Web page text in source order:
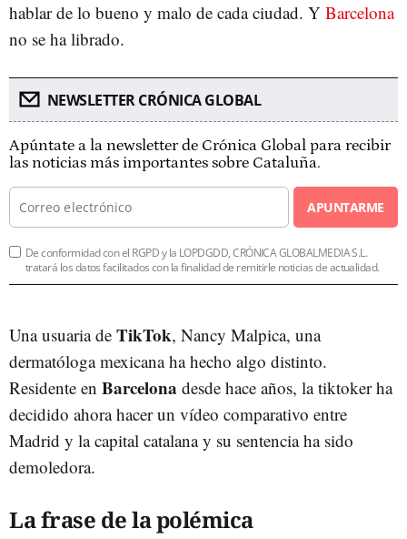
hablar de lo bueno y malo de cada ciudad. Y Barcelona
no se ha librado.
NEWSLETTER CRÓNICA GLOBAL
Apúntate a la newsletter de Crónica Global para recibir
las noticias más importantes sobre Cataluña.
APUNTARME
De conformidad con el RGPD y la LOPDGDD, CRÓNICA GLOBALMEDIA S.L.
tratará los datos facilitados con la finalidad de remitirle noticias de actualidad.
Una usuaria de TikTok, Nancy Malpica, una
dermatóloga mexicana ha hecho algo distinto.
Residente en Barcelona desde hace años, la tiktoker ha
decidido ahora hacer un vídeo comparativo entre
Madrid y la capital catalana y su sentencia ha sido
demoledora.
La frase de la polémica